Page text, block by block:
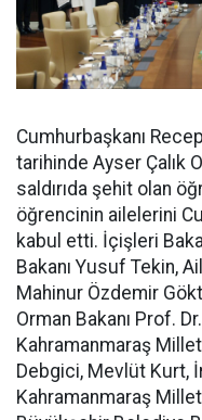
Cumhurbaşkanı
tarihinde Ayser Çalık
saldırıda şehit olan
öğrencinin ailelerini
kabul etti. İçişleri
Bakanı Yusuf Tekin,
Mahinur Özdemir
Orman Bakanı Prof.
Kahramanmaraş
Debgici, Mevlüt Kurt,
Kahramanmaraş